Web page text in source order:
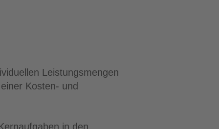
Leistungsmengen
Kosten- und
in den